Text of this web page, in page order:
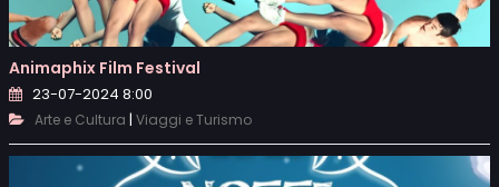
Animaphix Film Festival
23-07-2024 8:00
Arte e Cultura | Viaggi e Turismo